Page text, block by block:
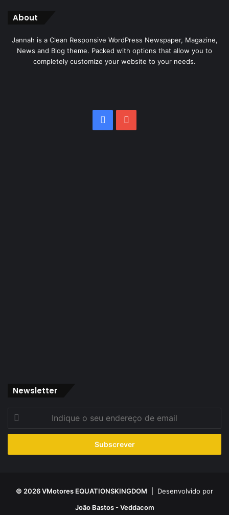
About
Jannah is a Clean Responsive WordPress Newspaper, Magazine,
News and Blog theme. Packed with options that allow you to
completely customize your website to your needs.
Facebook
Newsletter
seu
de
© 2026 VMotores EQUATIONSKINGDOM | Desenvolvido por
João Bastos - Veddacom